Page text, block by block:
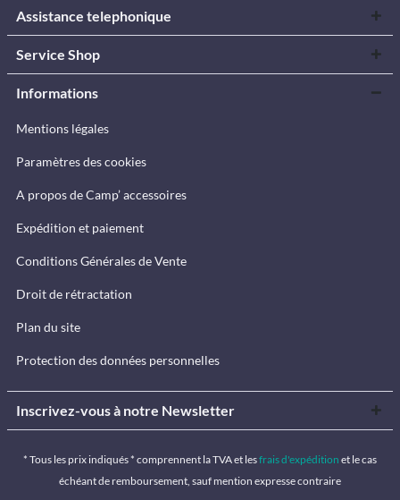
Assistance telephonique
Service Shop
Informations
Mentions légales
Paramètres des cookies
A propos de Camp’ accessoires
Expédition et paiement
Conditions Générales de Vente
Droit de rétractation
Plan du site
Protection des données personnelles
Inscrivez-vous à notre Newsletter
* Tous les prix indiqués * comprennent la TVA et lesfrais d'expédition et le cas
échéant de remboursement, sauf mention expresse contraire